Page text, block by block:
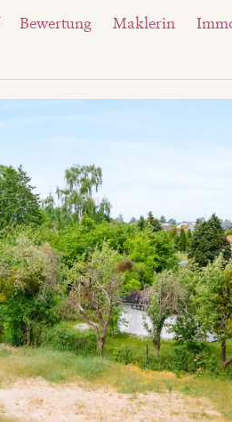
Bewertung Maklerin